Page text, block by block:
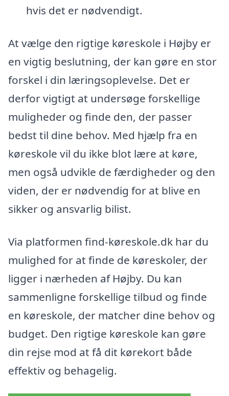
hvis det er nødvendigt.
At vælge den rigtige køreskole i Højby er
en vigtig beslutning, der kan gøre en stor
forskel i din læringsoplevelse. Det er
derfor vigtigt at undersøge forskellige
muligheder og finde den, der passer
bedst til dine behov. Med hjælp fra en
køreskole vil du ikke blot lære at køre,
men også udvikle de færdigheder og den
viden, der er nødvendig for at blive en
sikker og ansvarlig bilist.
Via platformen find-køreskole.dk har du
mulighed for at finde de køreskoler, der
ligger i nærheden af Højby. Du kan
sammenligne forskellige tilbud og finde
en køreskole, der matcher dine behov og
budget. Den rigtige køreskole kan gøre
din rejse mod at få dit kørekort både
effektiv og behagelig.